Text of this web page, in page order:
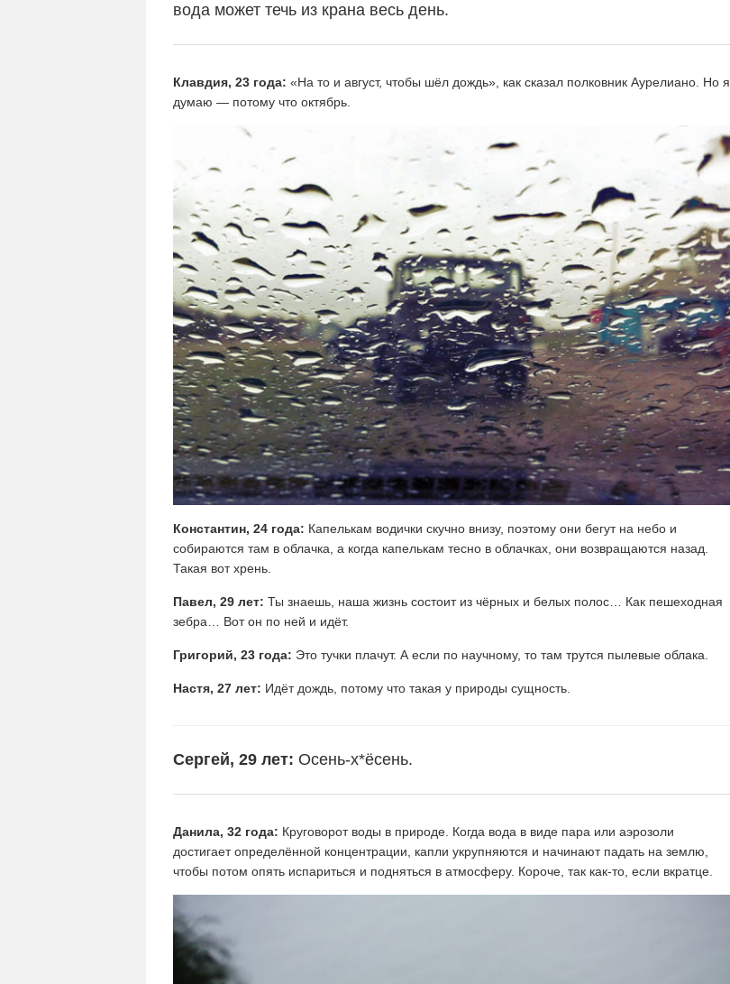
вода может течь из крана весь день.
Клавдия, 23 года: «На то и август, чтобы шёл дождь», как сказал полковник Аурелиано. Но я
думаю — потому что октябрь.
Константин, 24 года: Капелькам водички скучно внизу, поэтому они бегут на небо и
собираются там в облачка, а когда капелькам тесно в облачках, они возвращаются назад.
Такая вот хрень.
Павел, 29 лет: Ты знаешь, наша жизнь состоит из чёрных и белых полос… Как пешеходная
зебра… Вот он по ней и идёт.
Григорий, 23 года: Это тучки плачут. А если по научному, то там трутся пылевые облака.
Настя, 27 лет: Идёт дождь, потому что такая у природы сущность.
Сергей, 29 лет: Осень-х*ёсень.
Данила, 32 года: Круговорот воды в природе. Когда вода в виде пара или аэрозоли
достигает определённой концентрации, капли укрупняются и начинают падать на землю,
чтобы потом опять испариться и подняться в атмосферу. Короче, так как-то, если вкратце.